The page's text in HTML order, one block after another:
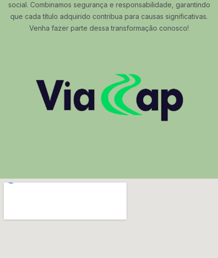
social. Combinamos segurança e responsabilidade, garantindo
que cada título adquirido contribua para causas significativas.
Venha fazer parte dessa transformação conosco!